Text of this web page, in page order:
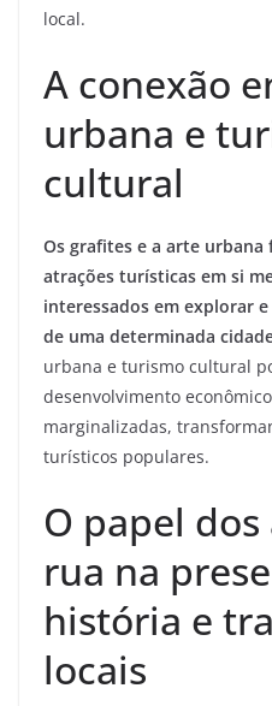
local.
A conexão
urbana e
cultural
Os grafites e a arte
atrações turísticas em si
interessados em explorar
de uma determinada
urbana e turismo cultural
desenvolvimento
marginalizadas,
turísticos populares.
O papel
rua na
história e
locais